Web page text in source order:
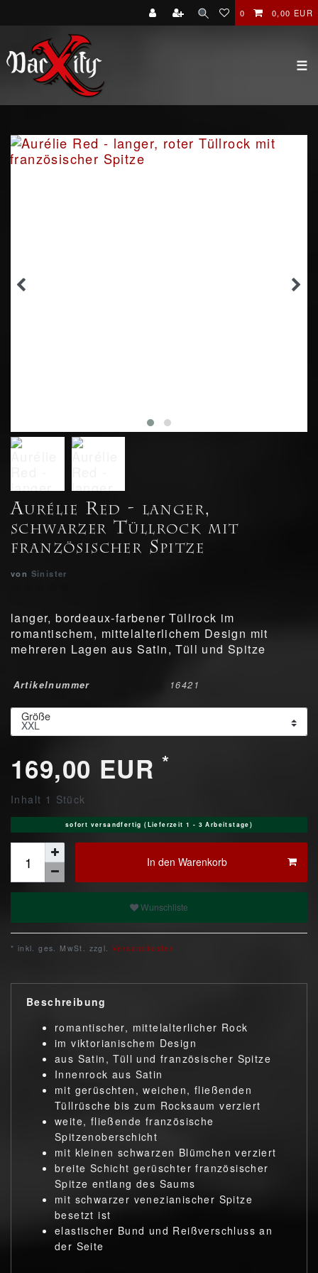
0 0,00 EUR
☰
Aurélie Red - langer,
schwarzer Tüllrock mit
französischer Spitze
von Sinister
langer, bordeaux-farbener Tüllrock im
romantischem, mittelalterlichem Design mit
mehreren Lagen aus Satin, Tüll und Spitze
Artikelnummer 16421
Größe
169,00 EUR*
Inhalt 1 Stück
sofort versandfertig (Lieferzeit 1 - 3 Arbeitstage)
In den Warenkorb
Wunschliste
* inkl. ges. MwSt. zzgl. Versandkosten
Beschreibung
romantischer, mittelalterlicher Rock
im viktorianischem Design
aus Satin, Tüll und französischer Spitze
Innenrock aus Satin
mit gerüschten, weichen, fließenden
Tüllrüsche bis zum Rocksaum verziert
weite, fließende französische
Spitzenoberschicht
mit kleinen schwarzen Blümchen verziert
breite Schicht gerüschter französischer
Spitze entlang des Saums
mit schwarzer venezianischer Spitze
besetzt ist
elastischer Bund und Reißverschluss an
der Seite